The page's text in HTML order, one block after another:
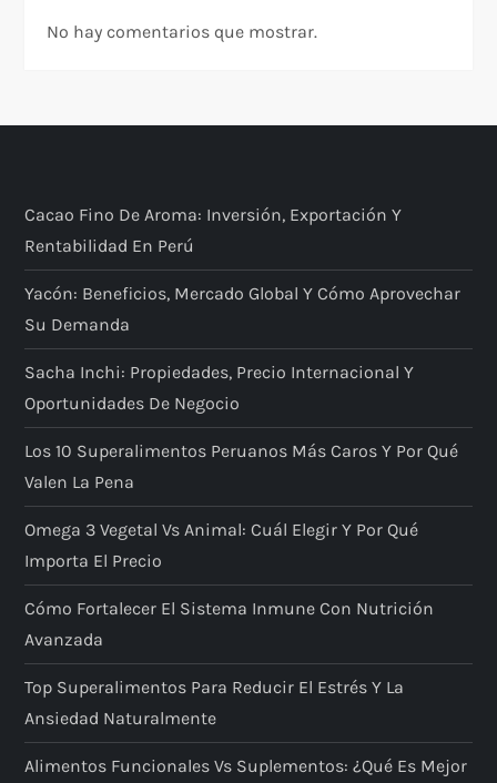
No hay comentarios que mostrar.
Cacao Fino De Aroma: Inversión, Exportación Y
Rentabilidad En Perú
Yacón: Beneficios, Mercado Global Y Cómo Aprovechar
Su Demanda
Sacha Inchi: Propiedades, Precio Internacional Y
Oportunidades De Negocio
Los 10 Superalimentos Peruanos Más Caros Y Por Qué
Valen La Pena
Omega 3 Vegetal Vs Animal: Cuál Elegir Y Por Qué
Importa El Precio
Cómo Fortalecer El Sistema Inmune Con Nutrición
Avanzada
Top Superalimentos Para Reducir El Estrés Y La
Ansiedad Naturalmente
Alimentos Funcionales Vs Suplementos: ¿qué Es Mejor